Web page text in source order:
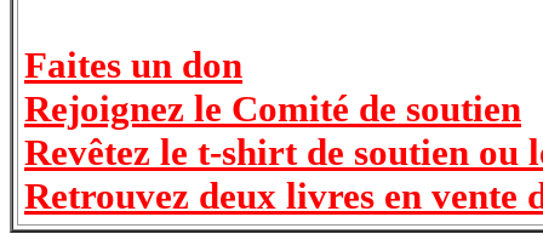
Faites un don
Rejoignez le Comité de soutien
Revêtez le t-shirt de soutien ou
Retrouvez deux livres en vente